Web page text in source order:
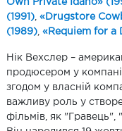
Own Private Idaho»
(1991) «Drugstore
(1989) «Requiem for a
Нік Вехслер –
продюсером у
згодом у власній
важливу роль у
фільмів, як "Гравець",